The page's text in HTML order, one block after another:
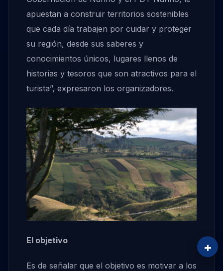
apuestan a construir territorios sostenibles
que cada día trabajen por cuidar y proteger
su región, desde sus saberes y
conocimientos únicos, lugares llenos de
historias y tesoros que son atractivos para el
turista”, expresaron los organizadores.
El objetivo
Es de señalar que el objetivo es motivar a los
+